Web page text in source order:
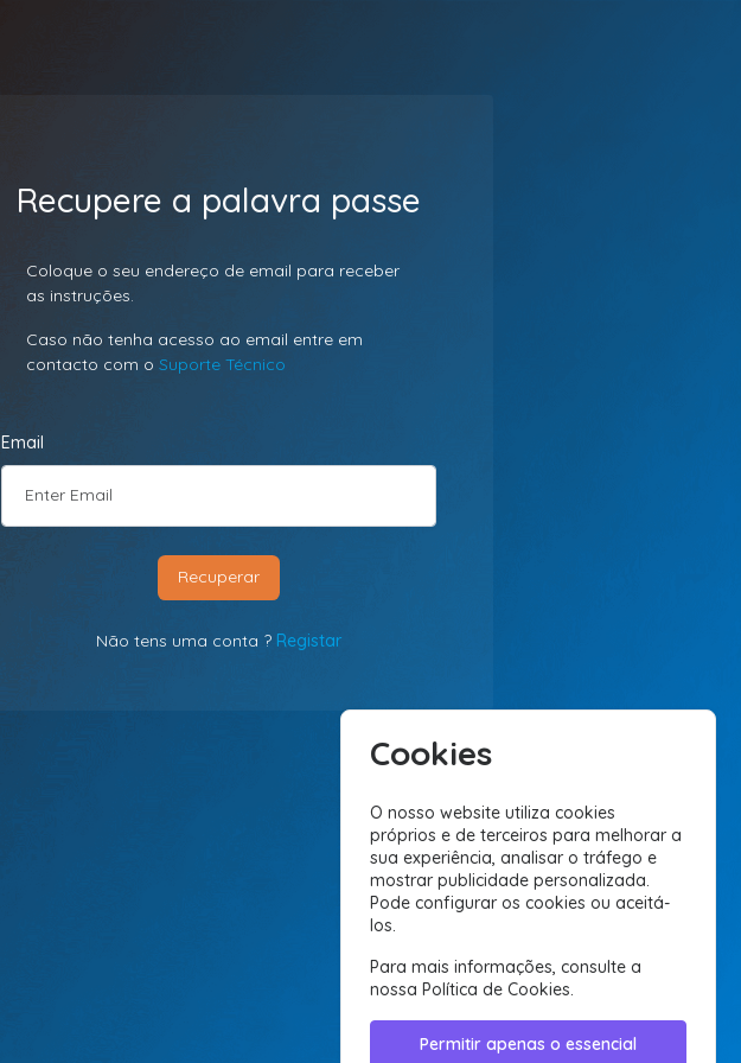
Recupere a palavra passe
Coloque o seu endereço de email para receber
as instruções.
Caso não tenha acesso ao email entre em
contacto com o Suporte Técnico
Email
Recuperar
Não tens uma conta ? Registar
Cookies
O nosso website utiliza cookies
próprios e de terceiros para melhorar a
sua experiência, analisar o tráfego e
mostrar publicidade personalizada.
Pode configurar os cookies ou aceitá-
los.
Para mais informações, consulte a
nossaPolítica de Cookies.
Permitir apenas o essencial